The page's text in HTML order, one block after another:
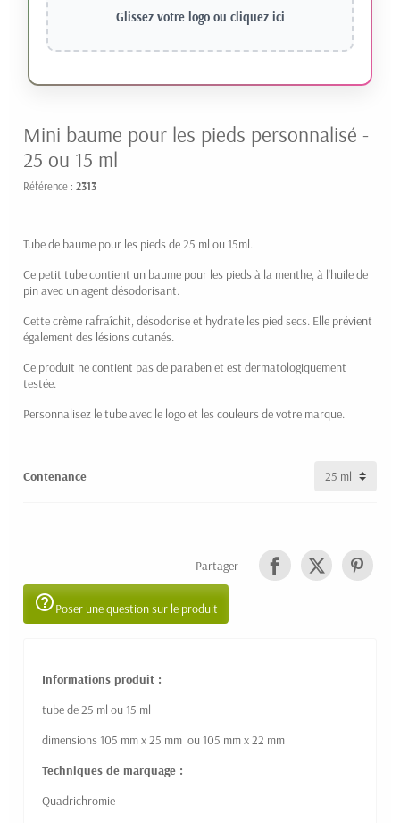
Glissez votre logo ou cliquez ici
Mini baume pour les pieds personnalisé -
25 ou 15 ml
Référence : 2313
Tube de baume pour les pieds de 25 ml ou 15ml.
Ce petit tube contient un baume pour les pieds à la menthe, à l'huile de
pin avec un agent désodorisant.
Cette crème rafraîchit, désodorise et hydrate les pied secs. Elle prévient
également des lésions cutanés.
Ce produit ne contient pas de paraben et est dermatologiquement
testée.
Personnalisez le tube avec le logo et les couleurs de votre marque.
Contenance
Partager
help_outlinePoser une question sur le produit
Informations produit :
tube de 25 ml ou 15 ml
dimensions 105 mm x 25 mm ou 105 mm x 22 mm
Techniques de marquage :
Quadrichromie